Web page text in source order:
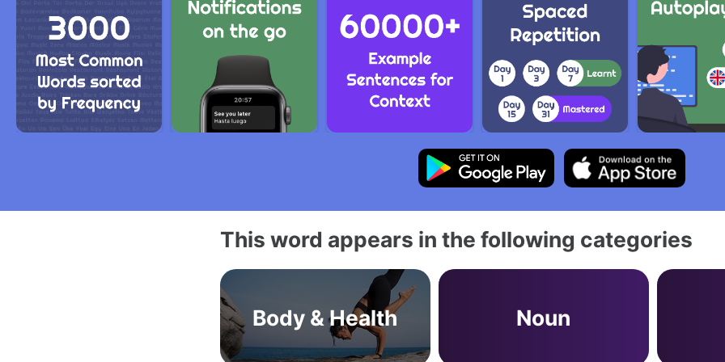
This word appears in the following categories
Body & Health Noun